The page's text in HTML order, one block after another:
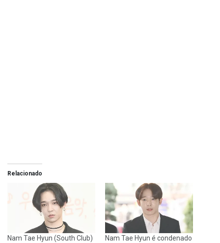
Relacionado
Nam Tae Hyun (South Club)
Nam Tae Hyun é condenado